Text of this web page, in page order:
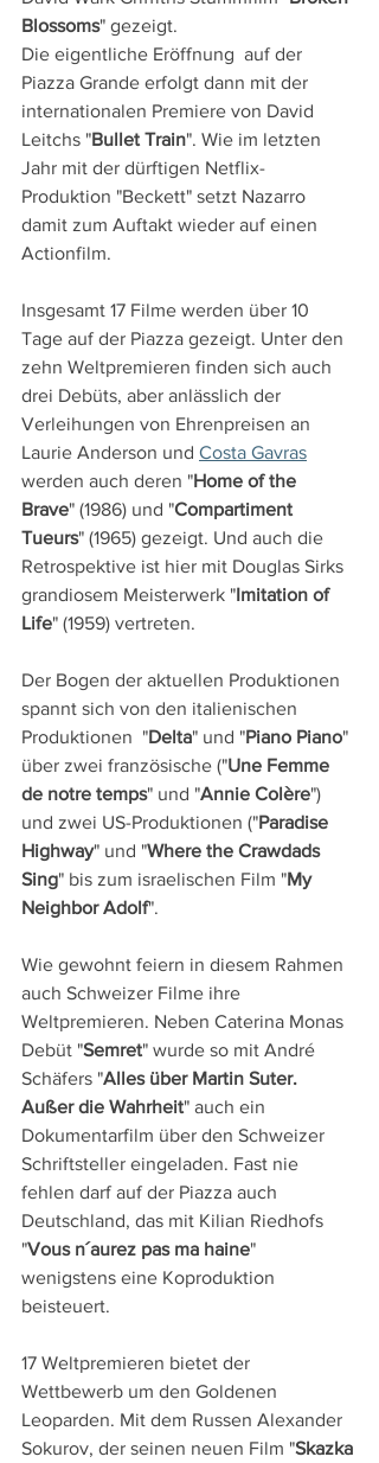
Blossoms" gezeigt.
Die eigentliche Eröffnung  auf der
Piazza Grande erfolgt dann mit der
internationalen Premiere von David
Leitchs "Bullet Train". Wie im letzten
Jahr mit der dürftigen Netflix-
Produktion "Beckett" setzt Nazarro
damit zum Auftakt wieder auf einen
Actionfilm.
Insgesamt 17 Filme werden über 10
Tage auf der Piazza gezeigt. Unter den
zehn Weltpremieren finden sich auch
drei Debüts, aber anlässlich der
Verleihungen von Ehrenpreisen an
Laurie Anderson und Costa Gavras
werden auch deren "Home of the
Brave" (1986) und "Compartiment
Tueurs" (1965) gezeigt. Und auch die
Retrospektive ist hier mit Douglas Sirks
grandiosem Meisterwerk "Imitation of
Life" (1959) vertreten.
Der Bogen der aktuellen Produktionen
spannt sich von den italienischen
Produktionen  "Delta" und "Piano Piano"
über zwei französische ("Une Femme
de notre temps" und "Annie Colère")
und zwei US-Produktionen ("Paradise
Highway" und "Where the Crawdads
Sing" bis zum israelischen Film "My
Neighbor Adolf".
Wie gewohnt feiern in diesem Rahmen
auch Schweizer Filme ihre
Weltpremieren. Neben Caterina Monas
Debüt "Semret" wurde so mit André
Schäfers "Alles über Martin Suter.
Außer die Wahrheit" auch ein
Dokumentarfilm über den Schweizer
Schriftsteller eingeladen. Fast nie
fehlen darf auf der Piazza auch
Deutschland, das mit Kilian Riedhofs
"Vous n´aurez pas ma haine"
wenigstens eine Koproduktion
beisteuert.
17 Weltpremieren bietet der
Wettbewerb um den Goldenen
Leoparden. Mit dem Russen Alexander
Sokurov, der seinen neuen Film "Skazka